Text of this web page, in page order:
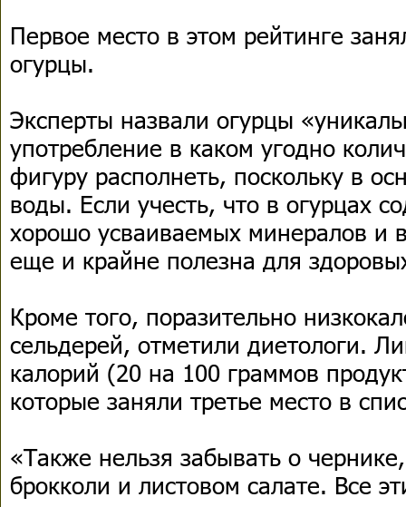
Первое место в этом рейтинге
огурцы.
Эксперты назвали огурцы
употребление в каком угодно
фигуру располнеть, поскольку в
воды. Если учесть, что в огурцах
хорошо усваиваемых минералов и
еще и крайне полезна для
Кроме того, поразительно
сельдерей, отметили диетологи.
калорий (20 на 100 граммов
которые заняли третье место в
«Также нельзя забывать о
брокколи и листовом салате. Все